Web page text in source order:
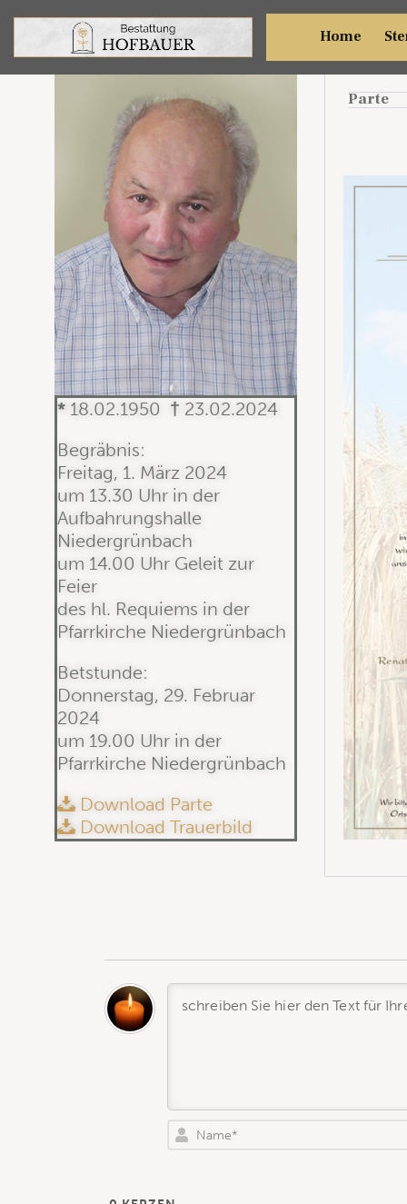
Home
* 18.02.1950 † 23.02.2024
Begräbnis:
Freitag, 1. März 2024
um 13.30 Uhr in der
Aufbahrungshalle
Niedergrünbach
um 14.00 Uhr Geleit zur
Feier
des hl. Requiems in der
Pfarrkirche Niedergrünbach
Betstunde:
Donnerstag, 29. Februar
2024
um 19.00 Uhr in der
Pfarrkirche Niedergrünbach
Download Parte
Download Trauerbild
Parte